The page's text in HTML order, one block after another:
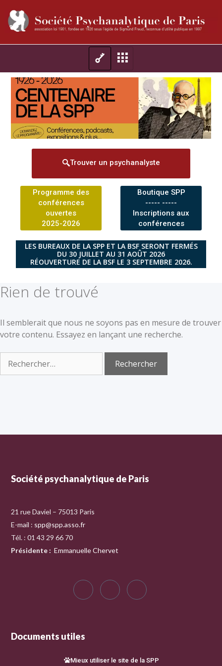
Trouver un psychanalyste
Programme des
conférences
ouvertes
2025-2026
Boutique SPP
----- -----
Inscriptions aux
conférences
LES BUREAUX DE LA SPP ET LA BSF SERONT FERMÉS
DU 30 JUILLET AU 31 AOÛT 2026
RÉOUVERTURE DE LA BSF LE 3 SEPTEMBRE 2026.
Rien de trouvé
Il semblerait que nous ne soyons pas en mesure de trouver
votre contenu. Essayez en lançant une recherche.
Société psychanalytique de Paris
21 rue Daviel – 75013 Paris
E-mail : spp@spp.asso.fr
Tél. : 01 43 29 66 70
Présidente : Emmanuelle Chervet
Documents utiles
Mieux utiliser le site de la SPP